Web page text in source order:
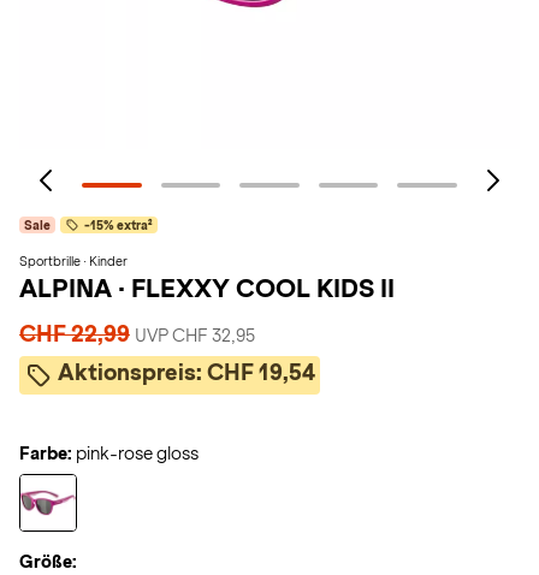
Sale -15% extra²
Sportbrille · Kinder
ALPINA · FLEXXY COOL KIDS II
CHF 22,99 UVP CHF 32,95
Aktionspreis: CHF 19,54
Farbe: pink-rose gloss
Größe: